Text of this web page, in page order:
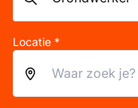
Locatie *